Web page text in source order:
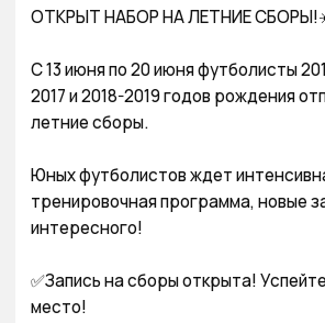
ОТКРЫТ НАБОР НА ЛЕТНИЕ
С 13 июня по 20 июня футболисты
2017 и 2018-2019 годов рождения
летние сборы.
Юных футболистов ждет
тренировочная программа, новые
интересного!
✅Запись на сборы открыта!
место!